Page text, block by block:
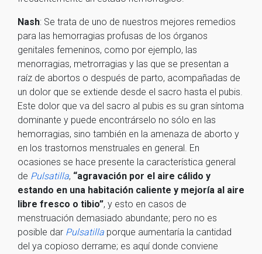
Nash: Se trata de uno de nuestros mejores remedios
para las hemorragias profusas de los órganos
genitales femeninos, como por ejemplo, las
menorragias, metrorragias y las que se presentan a
raíz de abortos o después de parto, acompañadas de
un dolor que se extiende desde el sacro hasta el pubis.
Este dolor que va del sacro al pubis es su gran síntoma
dominante y puede encontrárselo no sólo en las
hemorragias, sino también en la amenaza de aborto y
en los trastornos menstruales en general. En
ocasiones se hace presente la característica general
de Pulsatilla, “agravación por el aire cálido y
estando en una habitación caliente y mejoría al aire
libre fresco o tibio”, y esto en casos de
menstruación demasiado abundante; pero no es
posible dar Pulsatilla porque aumentaría la cantidad
del ya copioso derrame; es aquí donde conviene